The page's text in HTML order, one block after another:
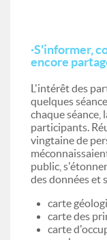
·S'informer,
encore
L'intérêt des
quelques
chaque séance,
participants.
vingtaine de
public,
des données et
carte
carte des
carte